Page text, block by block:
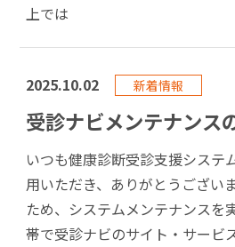
上では
2025.10.02 新着情報
受診ナビメンテナンス
いつも健康診断受診支援システ
用いただき、ありがとうござい
ため、システムメンテナンスを
帯で受診ナビのサイト・サービ